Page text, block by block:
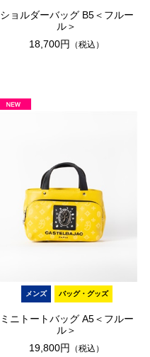
ショルダーバッグ B5＜フルー
ル＞
18,700円
（税込）
メンズ バッグ・グッズ
ミニトートバッグ A5＜フルー
ル＞
19,800円
（税込）